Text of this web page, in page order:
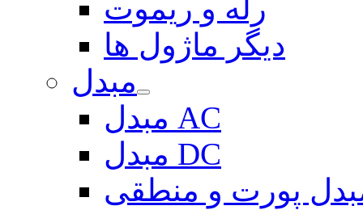
رله و ریموت
دیگر ماژول ها
مبدل
مبدل AC
مبدل DC
پورت و منطقی